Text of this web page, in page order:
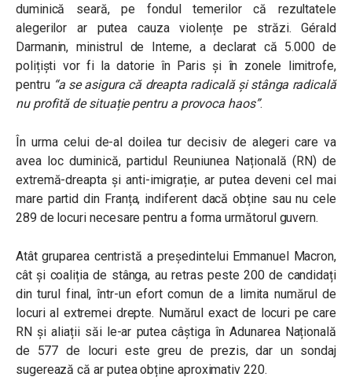
duminică seară, pe fondul temerilor că rezultatele
alegerilor ar putea cauza violențe pe străzi. Gérald
Darmanin, ministrul de Interne, a declarat că 5.000 de
polițiști vor fi la datorie în Paris și în zonele limitrofe,
pentru “a se asigura că dreapta radicală și stânga radicală
nu profită de situație pentru a provoca haos”.
În urma celui de-al doilea tur decisiv de alegeri care va
avea loc duminică, partidul Reuniunea Națională (RN) de
extremă-dreapta și anti-imigrație, ar putea deveni cel mai
mare partid din Franța, indiferent dacă obține sau nu cele
289 de locuri necesare pentru a forma următorul guvern.
Atât gruparea centristă a președintelui Emmanuel Macron,
cât și coaliția de stânga, au retras peste 200 de candidați
din turul final, într-un efort comun de a limita numărul de
locuri al extremei drepte. Numărul exact de locuri pe care
RN și aliații săi le-ar putea câștiga în Adunarea Națională
de 577 de locuri este greu de prezis, dar un sondaj
sugerează că ar putea obține aproximativ 220.